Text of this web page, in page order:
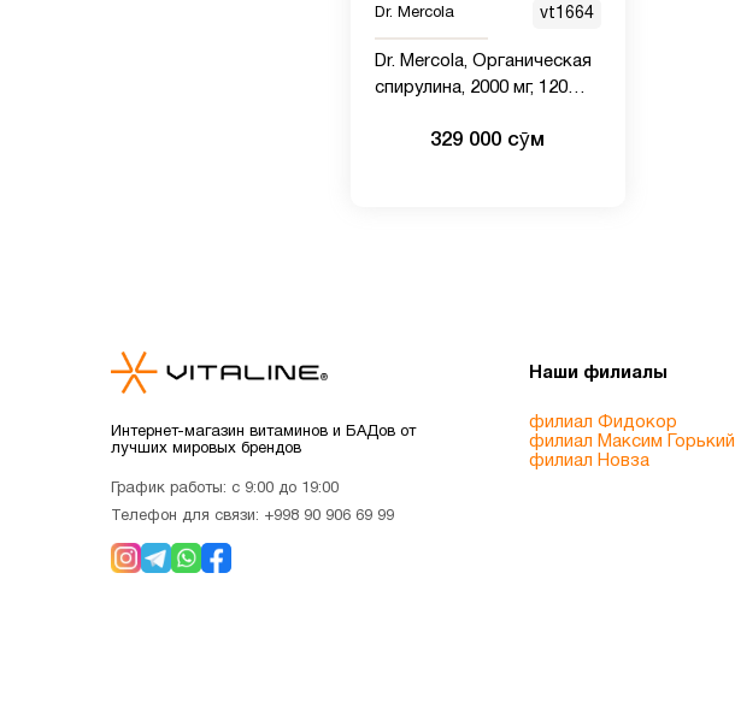
Dr. Mercola vt1664
Dr. Mercola, Органическая
спирулина, 2000 мг, 120
каждой таблетке)
329 000 сӯм
Интернет-магазин витаминов и БАДов от
лучших мировых брендов
График работы: с 9:00 до 19:00
Телефон для связи: +998 90 906 69 99
Наши филиалы
филиал Фидокор
филиал Максим Горький
филиал Новза